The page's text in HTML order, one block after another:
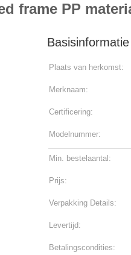
frame PP
Basisinformatie
Plaats van herkomst:
Merknaam:
Certificering:
Modelnummer:
Min. bestelaantal:
Prijs:
Verpakking Details:
Levertijd:
Betalingscondities: